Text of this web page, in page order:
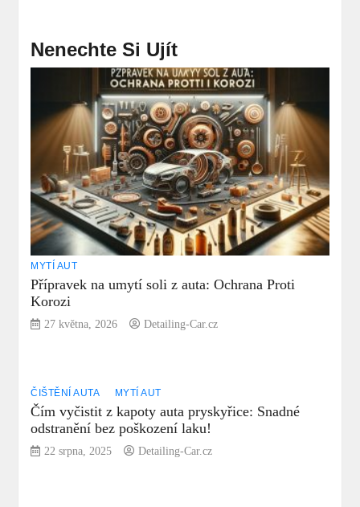
Nenechte Si Ujít
MYTÍ AUT
Přípravek na umytí soli z auta: Ochrana Proti
Korozi
27 května, 2026 Detailing-Car.cz
ČIŠTĚNÍ AUTA MYTÍ AUT
Čím vyčistit z kapoty auta pryskyřice: Snadné
odstranění bez poškození laku!
22 srpna, 2025 Detailing-Car.cz